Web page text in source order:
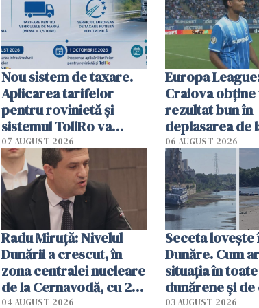
Nou sistem de taxare.
Aplicarea tarifelor
pentru rovinietă şi
sistemul TollRo va
începe la 1 octombrie
07 AUGUST 2026
Europa
Craiova obține
rezultat bun în
deplasarea de
06 AUGUST 2026
Radu Miruţă: Nivelul
Dunării a crescut, în
zona centralei nucleare
de la Cernavodă, cu 2
cm faţă de ziua trecută
04 AUGUST 2026
Seceta
Dunăre. Cum
situația în
dunărene și de
România resimte
03 AUGUST 2026